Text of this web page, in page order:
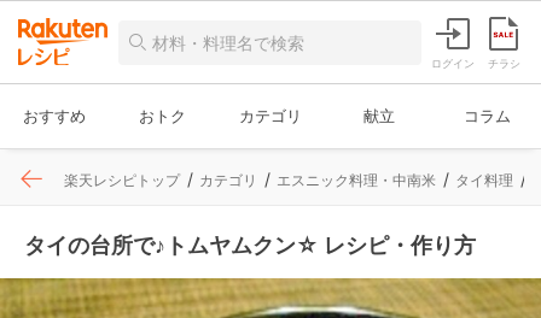
ログイン チラシ
おすすめ おトク カテゴリ 献立 コラム
楽天レシピトップ カテゴリ エスニック料理・中南米 タイ料理
タイの台所で♪トムヤムクン☆ レシピ・作り方